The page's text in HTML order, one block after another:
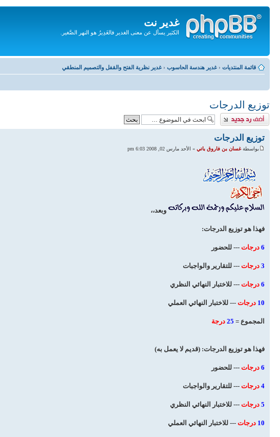
غدير نت
الكثير يسأل عن معنى الغدير فالغَدِيرُ هو النهر الصَّغير.
المحتويات
قائمة المنتديات ‹ غدير هندسة الحاسوب ‹ غدير نظرية الفتح والقفل والتصميم المنطقي
توزيع الدرجات
إضافة رد
توزيع الدرجات
بواسطةغسان بن فاروق باتي » الأحد مارس 02, 2008 6:03 pm
وبعد،،
فهذا هو توزيع الدرجات:
6 درجات --- للحضور
3 درجات --- للتقارير والواجبات
6 درجات --- للاختبار النهائي النظري
10 درجات --- للاختبار النهائي العملي
المجموع = 25 درجة
فهذا هو توزيع الدرجات: (قديم لا يعمل به)
6 درجات --- للحضور
4 درجات --- للتقارير والواجبات
5 درجات --- للاختبار النهائي النظري
10 درجات --- للاختبار النهائي العملي